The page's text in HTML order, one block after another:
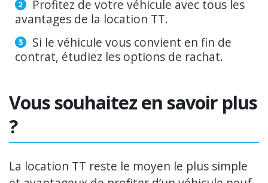
Profitez de votre véhicule avec tous les
avantages de la location TT.
Si le véhicule vous convient en fin de
contrat, étudiez les options de rachat.
Vous souhaitez en savoir plus
?
La location TT reste le moyen le plus simple